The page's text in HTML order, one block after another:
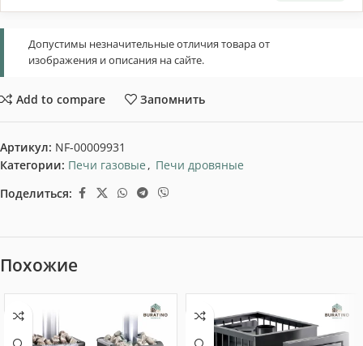
Допустимы незначительные отличия товара от
изображения и описания на сайте.
Add to compare Запомнить
Артикул: NF-00009931
Категории: Печи газовые , Печи дровяные
Поделиться:
Похожие